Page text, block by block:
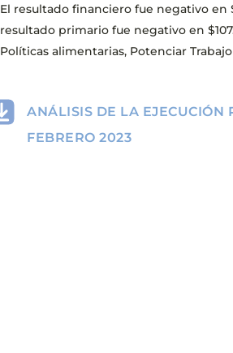
El resultado financiero fue negativo en
resultado primario fue negativo en
Políticas alimentarias, Potenciar
ANÁLISIS DE LA EJECUCIÓN
FEBRERO 2023